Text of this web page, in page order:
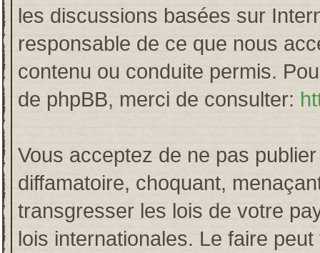
les discussions basées sur
responsable de ce que nous
contenu ou conduite permis.
de phpBB, merci de consulter:
Vous acceptez de ne pas
diffamatoire, choquant,
transgresser les lois de votre
lois internationales. Le faire